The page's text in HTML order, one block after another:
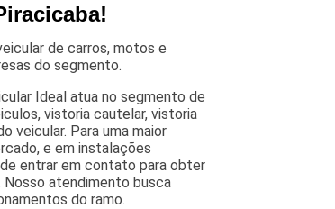
de carros, motos e
do segmento.
Ideal atua no segmento de
vistoria cautelar, vistoria
veicular. Para uma maior
e em instalações
entrar em contato para obter
atendimento busca
do ramo.